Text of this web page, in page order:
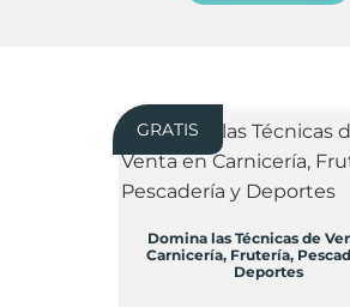
GRATIS
Domina las Técnicas de
Carnicería, Frutería,
Deportes